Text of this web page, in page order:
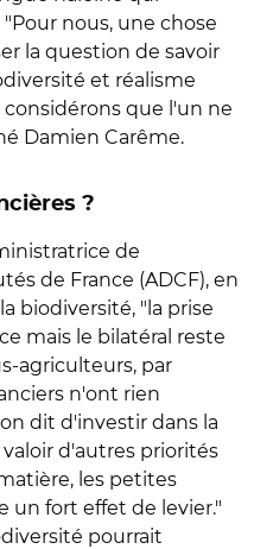
nous, une chose
la question de savoir
et réalisme
que l'un ne
Damien Carême.
?
de
de France (ADCF), en
biodiversité, "la prise
mais le bilatéral reste
agriculteurs, par
n'ont rien
dit d'investir dans la
d'autres priorités
les petites
un fort effet de levier."
pourrait